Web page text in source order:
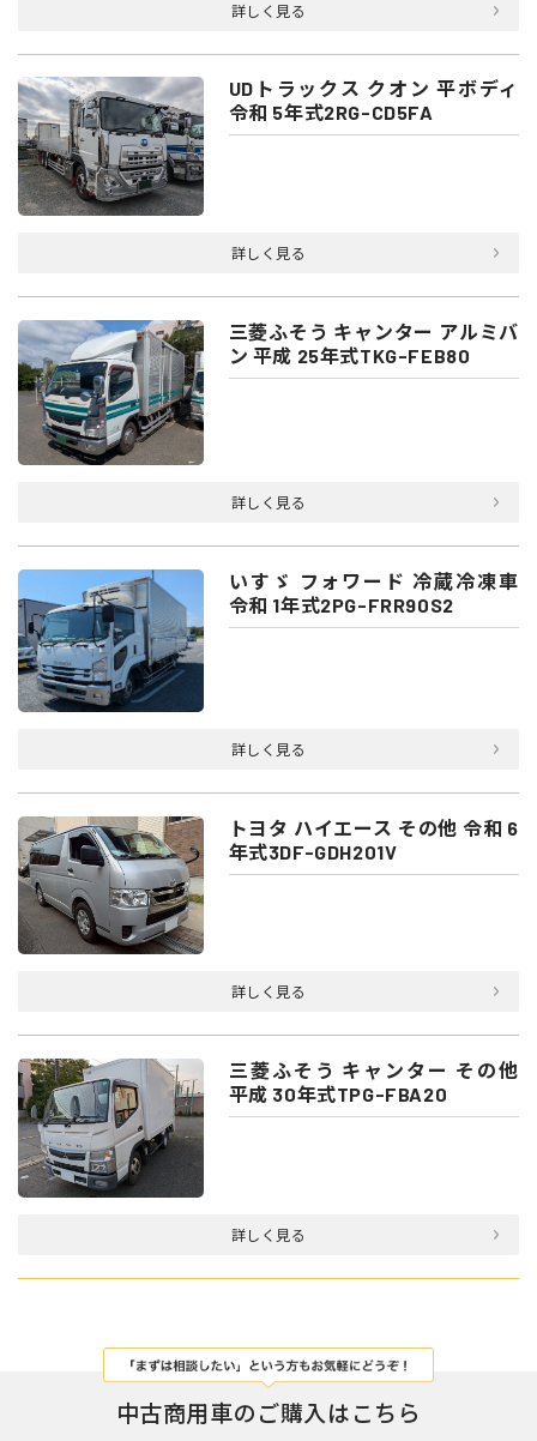
詳しく見る
UDトラックス クオン 平ボディ
令和 5年式2RG-CD5FA
詳しく見る
三菱ふそう キャンター アルミバ
ン 平成 25年式TKG-FEB80
詳しく見る
いすゞ フォワード 冷蔵冷凍車
令和 1年式2PG-FRR90S2
詳しく見る
トヨタ ハイエース その他 令和 6
年式3DF-GDH201V
詳しく見る
三菱ふそう キャンター その他
平成 30年式TPG-FBA20
詳しく見る
中古商用車のご購入はこちら